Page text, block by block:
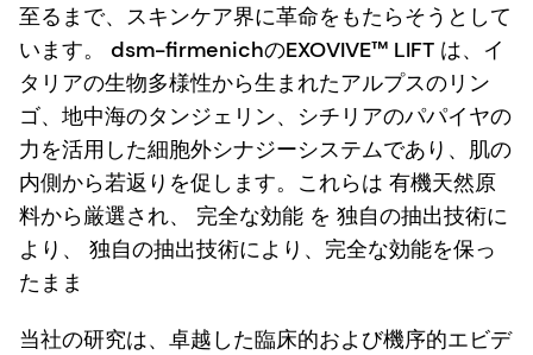
至るまで、スキンケア界に革命をもたらそうとして
います。 dsm-firmenichのEXOVIVE™ LIFT は、イ
タリアの生物多様性から生まれたアルプスのリン
ゴ、地中海のタンジェリン、シチリアのパパイヤの
力を活用した細胞外シナジーシステムであり、肌の
内側から若返りを促します。これらは 有機天然原
料から厳選され、 完全な効能 を 独自の抽出技術に
より、 独自の抽出技術により、完全な効能を保っ
たまま
当社の研究は、卓越した臨床的および機序的エビデ